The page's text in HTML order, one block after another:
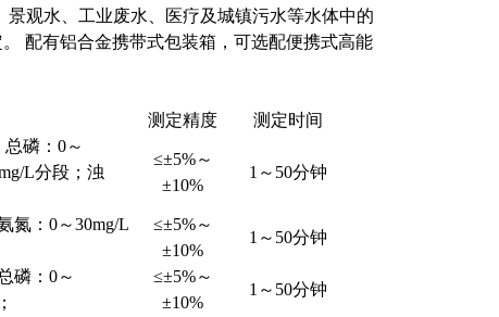
观水、工业废水、医疗及城镇污水等水体中的
配有铝合金携带式包装箱，可选配便携式高能
测定精度 测定时间
磷：0～
L分段；浊
≤±5%～
±10%
1～50分钟
氮：0～30mg/L
≤±5%～
±10%
1～50分钟
磷：0～
≤±5%～
±10%
1～50分钟